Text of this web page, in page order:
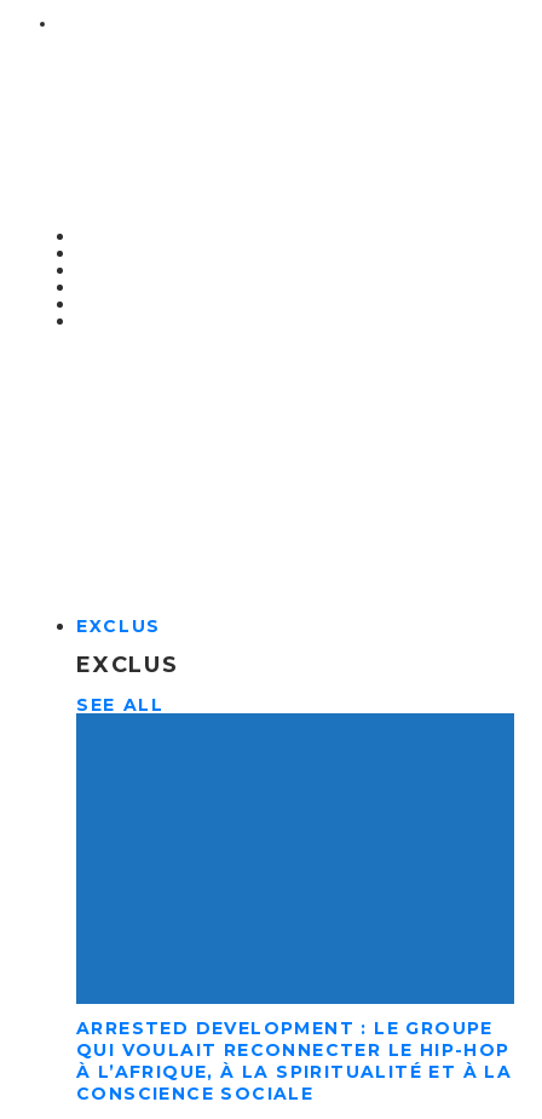
EXCLUS
EXCLUS
SEE ALL
ARRESTED DEVELOPMENT : LE GROUPE
QUI VOULAIT RECONNECTER LE HIP-HOP
À L’AFRIQUE, À LA SPIRITUALITÉ ET À LA
CONSCIENCE SOCIALE